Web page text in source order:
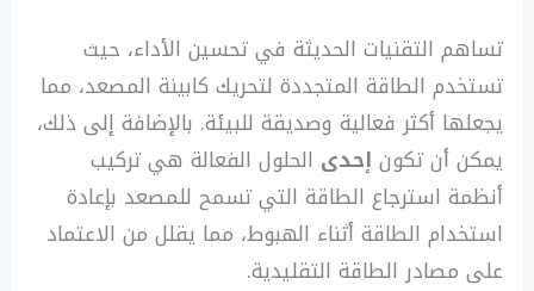
تساهم التقنيات الحديثة في تحسين الأداء، حيث
تستخدم الطاقة المتجددة لتحريك كابينة المصعد، مما
يجعلها أكثر فعالية وصديقة للبيئة. بالإضافة إلى ذلك،
يمكن أن تكون إحدى الحلول الفعالة هي تركيب
أنظمة استرجاع الطاقة التي تسمح للمصعد بإعادة
استخدام الطاقة أثناء الهبوط، مما يقلل من الاعتماد
على مصادر الطاقة التقليدية.